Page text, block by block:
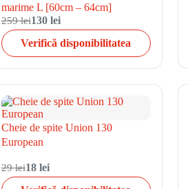
marime L [60cm – 64cm]
259 lei130 lei
Verifică disponibilitatea
Cheie de spite Union 130
European
29 lei18 lei